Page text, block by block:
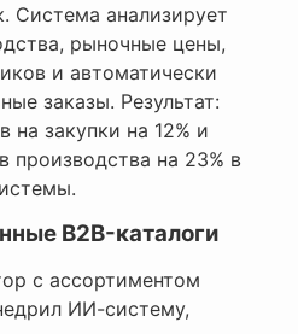
Система анализирует
рыночные цены,
и автоматически
заказы. Результат:
на закупки на 12% и
производства на 23% в
B2B-каталоги
с ассортиментом
ИИ-систему,